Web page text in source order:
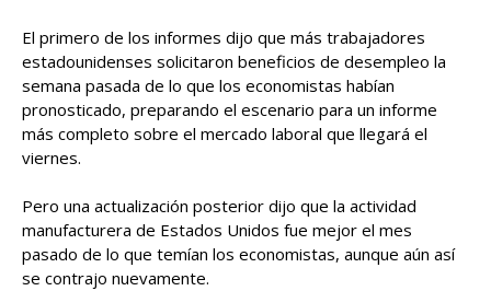
El primero de los informes dijo que más trabajadores
estadounidenses solicitaron beneficios de desempleo la
semana pasada de lo que los economistas habían
pronosticado, preparando el escenario para un informe
más completo sobre el mercado laboral que llegará el
viernes.
Pero una actualización posterior dijo que la actividad
manufacturera de Estados Unidos fue mejor el mes
pasado de lo que temían los economistas, aunque aún así
se contrajo nuevamente.